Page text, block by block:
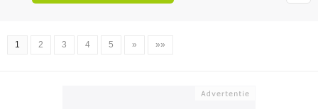
1 2 3 4 5 » »»